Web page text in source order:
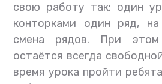
свою работу так: один
конторками один ряд,
смена рядов. При этом
остаётся всегда
время урока пройти